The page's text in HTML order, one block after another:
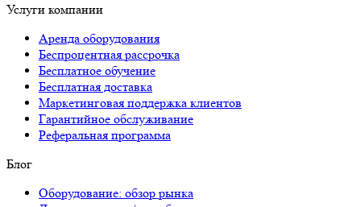
Услуги компании
Аренда оборудования
Беспроцентная рассрочка
Бесплатное обучение
Бесплатная доставка
Маркетинговая поддержка клиентов
Гарантийное обслуживание
Реферальная программа
Блог
Оборудование: обзор рынка